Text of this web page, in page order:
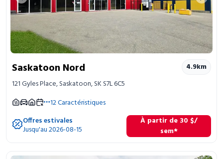
Saskatoon Nord 4.9km
121 Gyles Place, Saskatoon, SK S7L 6C5
12Caractéristiques
Offres estivales
Jusqu'au 2026-08-15
À partir de 30 $/
sem*